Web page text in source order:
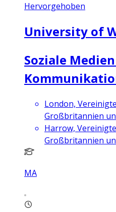
Hervorgehoben
University of
Soziale
London,
Großbritannien
Harrow,
Großbritannien
MA